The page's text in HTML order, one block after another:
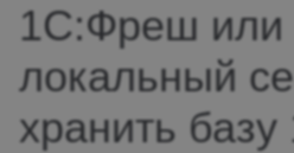
1С:Фреш или
локальный
хранить